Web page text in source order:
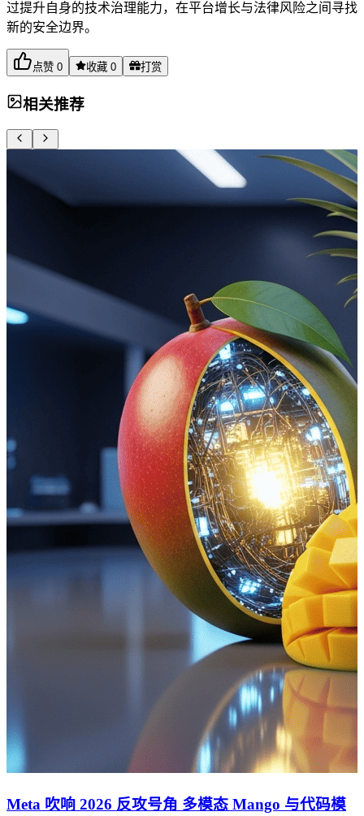
过提升自身的技术治理能力，在平台增长与法律风险之间寻找
新的安全边界。
点赞 0 收藏 0 打赏
相关推荐
Meta 吹响 2026 反攻号角 多模态 Mango 与代码模